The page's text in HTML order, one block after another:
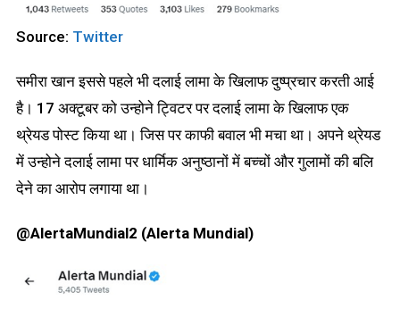
Source: Twitter
समीरा खान इससे पहले भी दलाई लामा के खिलाफ दुष्प्रचार करती आई
है। 17 अक्टूबर को उन्होने ट्विटर पर दलाई लामा के खिलाफ एक
थ्रेयड पोस्ट किया था। जिस पर काफी बवाल भी मचा था। अपने थ्रेयड
में उन्होने दलाई लामा पर धार्मिक अनुष्ठानों में बच्चों और गुलामों की बलि
देने का आरोप लगाया था।
@AlertaMundial2 (Alerta Mundial)